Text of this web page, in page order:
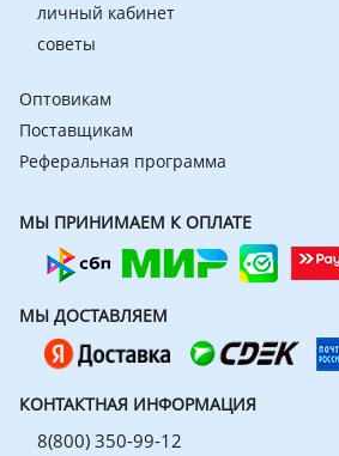
личный кабинет
советы
Оптовикам
Поставщикам
Реферальная программа
МЫ ПРИНИМАЕМ К ОПЛАТЕ
МЫ ДОСТАВЛЯЕМ
КОНТАКТНАЯ ИНФОРМАЦИЯ
8(800) 350-99-12